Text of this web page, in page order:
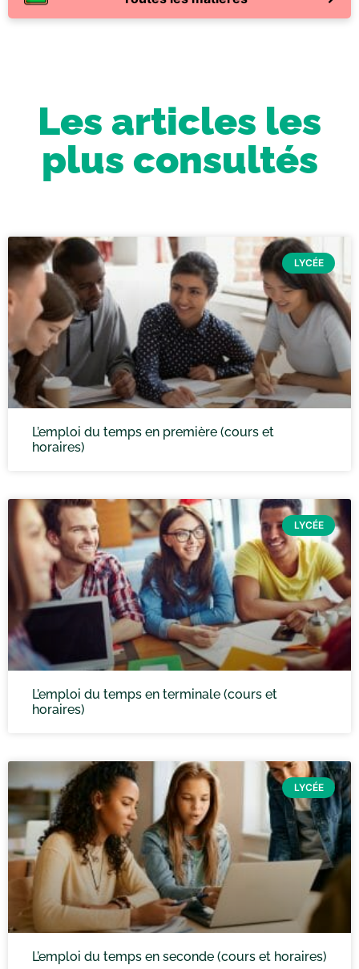
Les articles les
plus consultés
LYCÉE
L’emploi du temps en première (cours et
horaires)
LYCÉE
L’emploi du temps en terminale (cours et
horaires)
LYCÉE
L’emploi du temps en seconde (cours et horaires)